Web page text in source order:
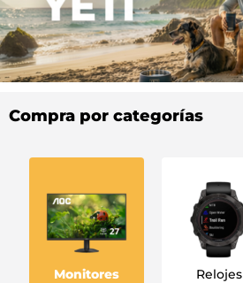
Compra por categorías
Monitores Relojes